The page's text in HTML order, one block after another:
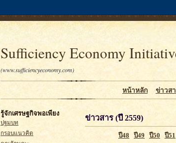
Sufficiency Economy
(www.sufficiencyeconomy.com)
หน้าหลัก ข่าวส
รู้จักเศรษฐกิจพอเพียง
ปฐมบท
กรอบแนวคิด
ข่าวสาร (ปี 2559)
ปี48 ปี49 ปี50 ปี51